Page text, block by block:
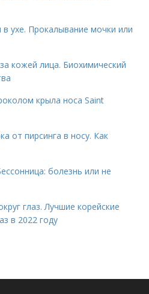
ухе. Прокалывание мочки или
кожей лица. Биохимический
крыла носа Saint
от пирсинга в носу. Как
болезнь или не
глаз. Лучшие корейские
в 2022 году